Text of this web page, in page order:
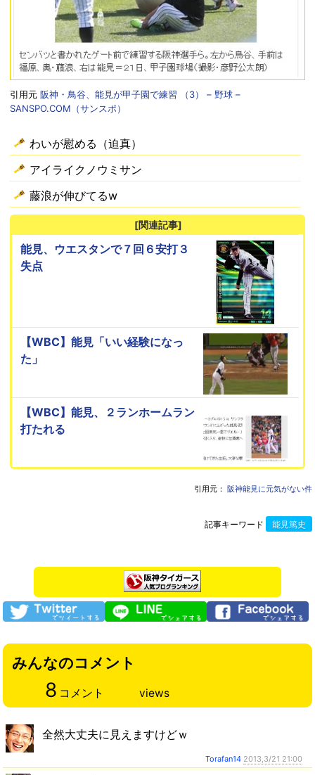
引用元阪神・鳥谷、能見が甲子園で練習 （3） – 野球 –
SANSPO.COM（サンスポ）
わいが慰める（迫真）
アイライクノウミサン
藤浪が伸びてるw
[関連記事]
能見、ウエスタンで７回６安打３
失点
【WBC】能見「いい経験になっ
た」
【WBC】能見、２ランホームラン
打たれる
引用元： 阪神能見に元気がない件
記事キーワード 能見篤史
みんなのコメント
8 コメント views
全然大丈夫に見えますけどｗ
Torafan14 2013,3/21 21:00